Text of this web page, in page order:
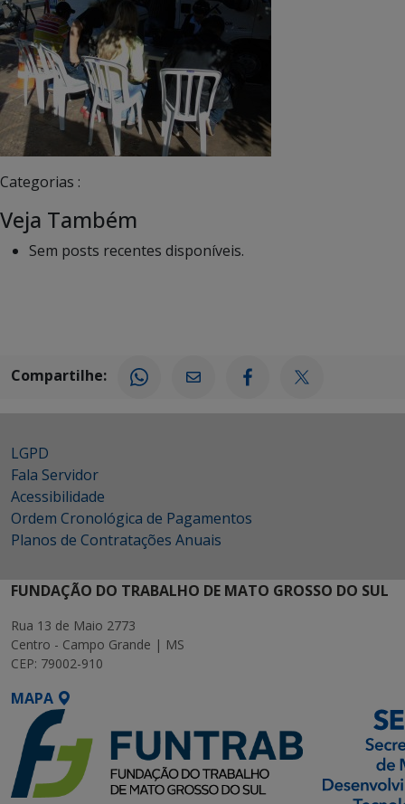
Categorias :
Veja Também
Sem posts recentes disponíveis.
Compartilhe:
LGPD
Fala Servidor
Acessibilidade
Ordem Cronológica de Pagamentos
Planos de Contratações Anuais
FUNDAÇÃO DO TRABALHO DE MATO GROSSO DO SUL
Rua 13 de Maio 2773
Centro - Campo Grande | MS
CEP: 79002-910
MAPA